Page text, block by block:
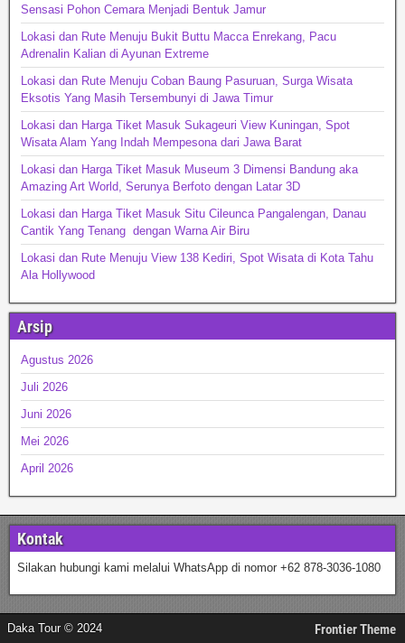
Sensasi Pohon Cemara Menjadi Bentuk Jamur
Lokasi dan Rute Menuju Bukit Buttu Macca Enrekang, Pacu
Adrenalin Kalian di Ayunan Extreme
Lokasi dan Rute Menuju Coban Baung Pasuruan, Surga Wisata
Eksotis Yang Masih Tersembunyi di Jawa Timur
Lokasi dan Harga Tiket Masuk Sukageuri View Kuningan, Spot
Wisata Alam Yang Indah Mempesona dari Jawa Barat
Lokasi dan Harga Tiket Masuk Museum 3 Dimensi Bandung aka
Amazing Art World, Serunya Berfoto dengan Latar 3D
Lokasi dan Harga Tiket Masuk Situ Cileunca Pangalengan, Danau
Cantik Yang Tenang dengan Warna Air Biru
Lokasi dan Rute Menuju View 138 Kediri, Spot Wisata di Kota Tahu
Ala Hollywood
Arsip
Agustus 2026
Juli 2026
Juni 2026
Mei 2026
April 2026
Kontak
Silakan hubungi kami melalui WhatsApp di nomor +62 878-3036-1080
Daka Tour © 2024 Frontier Theme